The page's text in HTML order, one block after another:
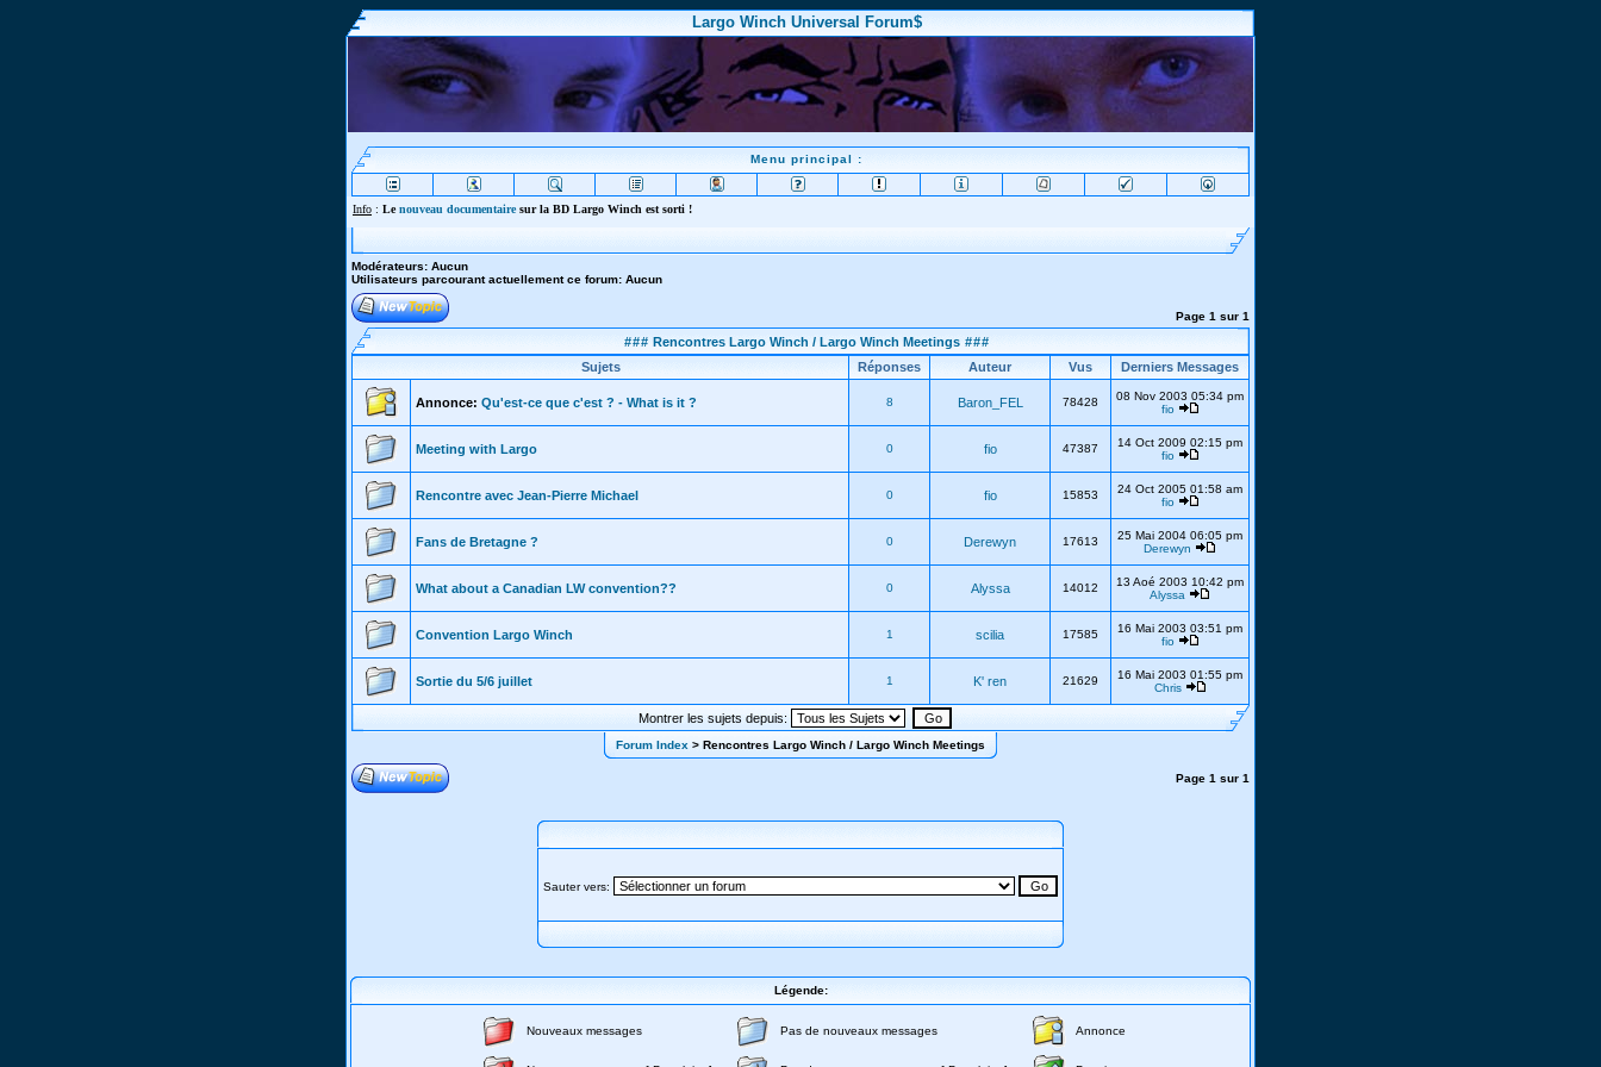
Largo Winch Universal Forum$
Menu principal :
Info : Lenouveau documentairesur la BD Largo Winch est sorti !
Modérateurs: Aucun
Utilisateurs parcourant actuellement ce forum: Aucun
Page 1 sur 1
### Rencontres Largo Winch / Largo Winch Meetings ###
Sujets
Réponses Auteur Vus Derniers Messages
Annonce: Qu'est-ce que c'est ? - What is it ? 8 Baron_FEL 78428
08 Nov 2003 05:34 pm
fio
Meeting with Largo 0 fio 47387
14 Oct 2009 02:15 pm
fio
Rencontre avec Jean-Pierre Michael 0 fio 15853
24 Oct 2005 01:58 am
fio
Fans de Bretagne ? 0 Derewyn 17613
25 Mai 2004 06:05 pm
Derewyn
What about a Canadian LW convention?? 0 Alyssa 14012
13 Aoé 2003 10:42 pm
Alyssa
Convention Largo Winch 1 scilia 17585
16 Mai 2003 03:51 pm
fio
Sortie du 5/6 juillet 1 K' ren 21629
16 Mai 2003 01:55 pm
Chris
Montrer les sujets depuis:
Forum Index > Rencontres Largo Winch / Largo Winch Meetings
Page 1 sur 1
Sauter vers:
Légende:
Nouveaux messages Pas de nouveaux messages Annonce